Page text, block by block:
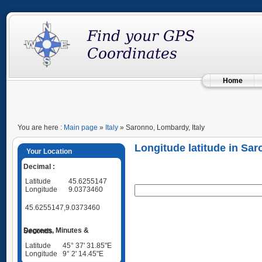
Home
You are here : Main page » Italy » Saronno, Lombardy, Italy
Your Location
Decimal :
Latitude
45.6255147
Longitude
9.0373460
45.6255147,9.0373460
Degrees, Minutes & Seconds
Latitude
45° 37' 31.85"E
Longitude
9° 2' 14.45"E
Longitude latitude in